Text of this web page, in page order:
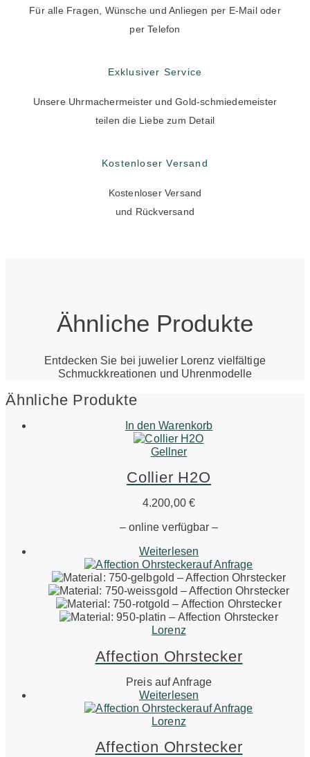
Für alle Fragen, Wünsche und Anliegen per E-Mail oder
per Telefon
Exklusiver Service
Unsere Uhrmachermeister und Gold-schmiedemeister
teilen die Liebe zum Detail
Kostenloser Versand
Kostenloser Versand
und Rückversand
Ähnliche Produkte
Entdecken Sie bei juwelier Lorenz vielfältige
Schmuckkreationen und Uhrenmodelle
Ähnliche Produkte
In den Warenkorb
Gellner
Collier H2O
4.200,00 €
– online verfügbar –
Weiterlesen
auf Anfrage
Lorenz
Affection Ohrstecker
Preis auf Anfrage
Weiterlesen
auf Anfrage
Lorenz
Affection Ohrstecker